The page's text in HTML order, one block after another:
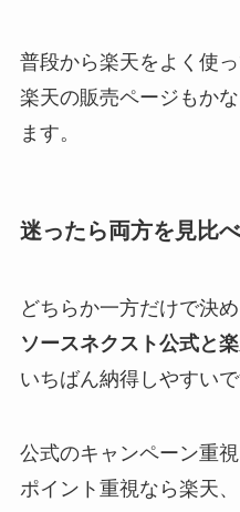
普段から楽天をよく使っ
楽天の販売ページもか
ます。
迷ったら両方を見比
どちらか一方だけで決め
ソースネクスト公式と
いちばん納得しやすいで
公式のキャンペーン重視
ポイント重視なら楽天